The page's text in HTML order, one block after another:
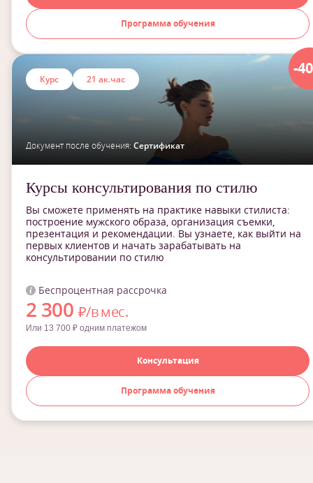
Программа обучения
-
Курс 21 ак.час
Документ после обучения: Сертификат
Курсы консультирования по стилю
Вы сможете применять на практике навыки стилиста:
построение мужского образа, организация съемки,
презентация и рекомендации. Вы узнаете, как выйти на
первых клиентов и начать зарабатывать на
консультировании по стилю
Беспроцентная рассрочка
2 300 ₽/в мес.
Или 13 700 ₽ одним платежом
Консультация
Программа обучения